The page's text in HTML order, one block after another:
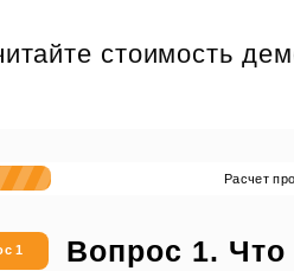
стоимость
Расчет
1 Вопрос 1.